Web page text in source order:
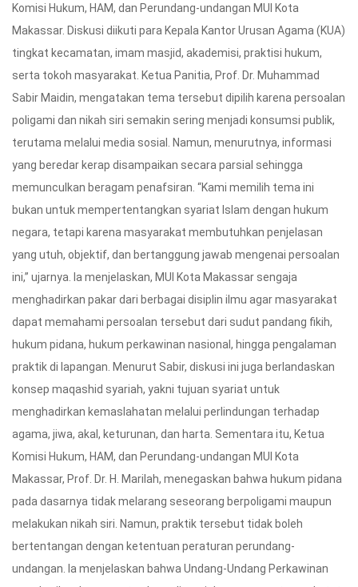
Komisi Hukum, HAM, dan Perundang-undangan MUI Kota
Makassar. Diskusi diikuti para Kepala Kantor Urusan Agama (KUA)
tingkat kecamatan, imam masjid, akademisi, praktisi hukum,
serta tokoh masyarakat. Ketua Panitia, Prof. Dr. Muhammad
Sabir Maidin, mengatakan tema tersebut dipilih karena persoalan
poligami dan nikah siri semakin sering menjadi konsumsi publik,
terutama melalui media sosial. Namun, menurutnya, informasi
yang beredar kerap disampaikan secara parsial sehingga
memunculkan beragam penafsiran. “Kami memilih tema ini
bukan untuk mempertentangkan syariat Islam dengan hukum
negara, tetapi karena masyarakat membutuhkan penjelasan
yang utuh, objektif, dan bertanggung jawab mengenai persoalan
ini,” ujarnya. Ia menjelaskan, MUI Kota Makassar sengaja
menghadirkan pakar dari berbagai disiplin ilmu agar masyarakat
dapat memahami persoalan tersebut dari sudut pandang fikih,
hukum pidana, hukum perkawinan nasional, hingga pengalaman
praktik di lapangan. Menurut Sabir, diskusi ini juga berlandaskan
konsep maqashid syariah, yakni tujuan syariat untuk
menghadirkan kemaslahatan melalui perlindungan terhadap
agama, jiwa, akal, keturunan, dan harta. Sementara itu, Ketua
Komisi Hukum, HAM, dan Perundang-undangan MUI Kota
Makassar, Prof. Dr. H. Marilah, menegaskan bahwa hukum pidana
pada dasarnya tidak melarang seseorang berpoligami maupun
melakukan nikah siri. Namun, praktik tersebut tidak boleh
bertentangan dengan ketentuan peraturan perundang-
undangan. Ia menjelaskan bahwa Undang-Undang Perkawinan